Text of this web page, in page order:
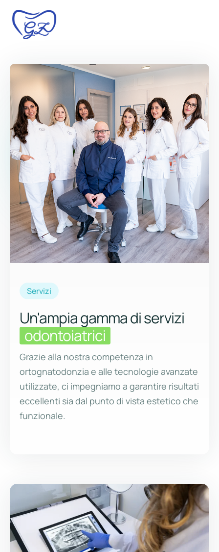
Servizi
Un'ampia gamma di servizi
odontoiatrici
Grazie alla nostra competenza in
ortognatodonzia e alle tecnologie avanzate
utilizzate, ci impegniamo a garantire risultati
eccellenti sia dal punto di vista estetico che
funzionale.